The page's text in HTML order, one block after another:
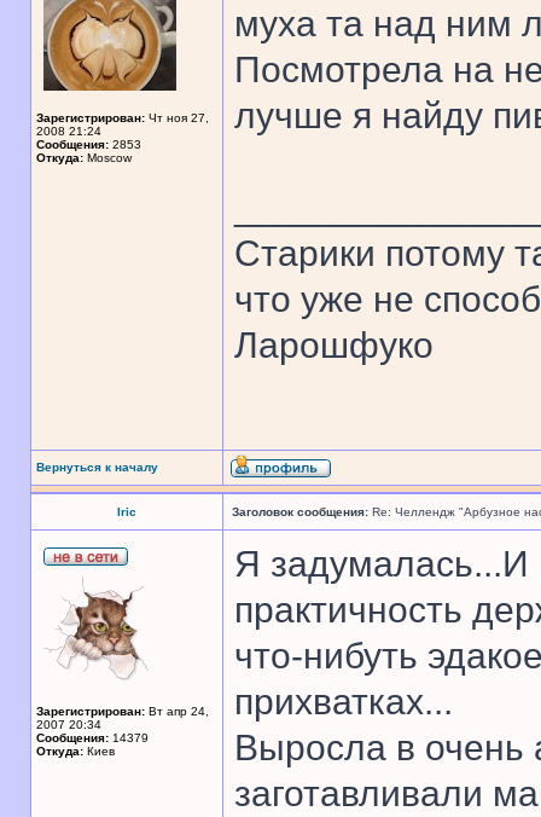
Зарегистрирован: Чт ноя 27,
2008 21:24
Сообщения: 2853
Откуда: Moscow
муха та над ним
Посмотрела на
лучше я найду
Старики потому
что уже не
Ларошфуко
Вернуться к началу
Iric Заголовок сообщения: Re: Челлендж "Арбузное
Зарегистрирован: Вт апр 24,
2007 20:34
Сообщения: 14379
Откуда: Киев
Я
практичность
что-нибуть
прихватках...
Выросла в очень
заготавливали